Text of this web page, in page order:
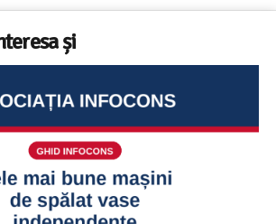
și
sa alegi masina de spalat vase